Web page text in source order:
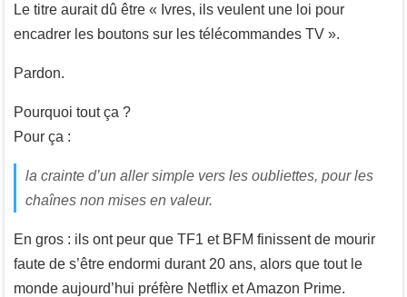
Le titre aurait dû être « Ivres, ils veulent une loi pour
encadrer les boutons sur les télécommandes TV ».
Pardon.
Pourquoi tout ça ?
Pour ça :
la crainte d’un aller simple vers les oubliettes, pour les
chaînes non mises en valeur.
En gros : ils ont peur que TF1 et BFM finissent de mourir
faute de s’être endormi durant 20 ans, alors que tout le
monde aujourd’hui préfère Netflix et Amazon Prime.